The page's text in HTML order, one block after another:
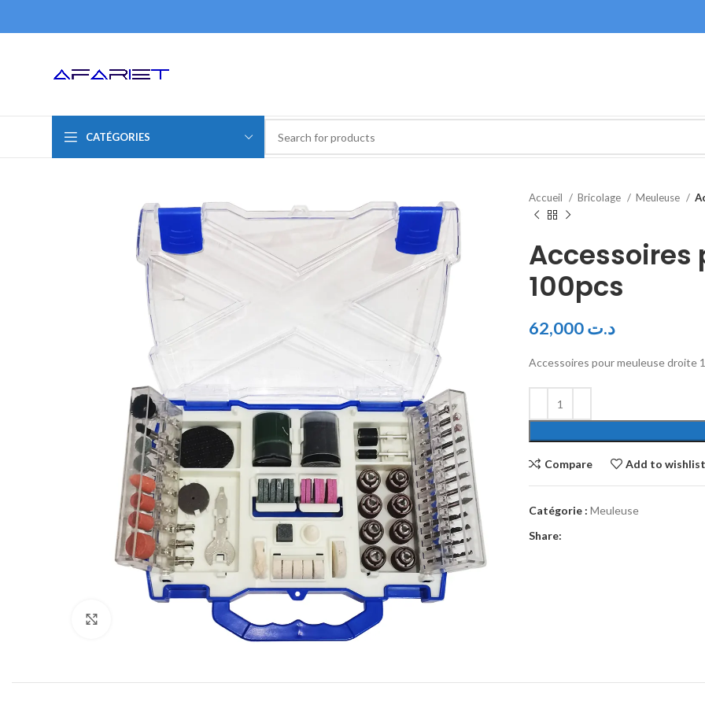
CATÉGORIES
Accueil Bricolage Meuleuse
Accessoires
100pcs
د.ت
Accessoires pour meuleuse droite
Compare Add to wishlist
Catégorie : Meuleuse
Share: